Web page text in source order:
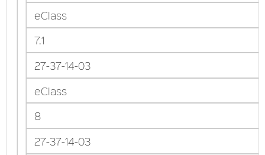
eClass
7.1
27-37-14-03
eClass
8
27-37-14-03